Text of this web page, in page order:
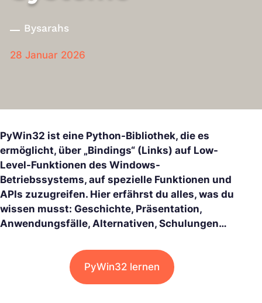
Bysarahs
28 Januar 2026
PyWin32 ist eine Python-Bibliothek, die es
ermöglicht, über „Bindings“ (Links) auf Low-
Level-Funktionen des Windows-
Betriebssystems, auf spezielle Funktionen und
APIs zuzugreifen. Hier erfährst du alles, was du
wissen musst: Geschichte, Präsentation,
Anwendungsfälle, Alternativen, Schulungen…
PyWin32 lernen